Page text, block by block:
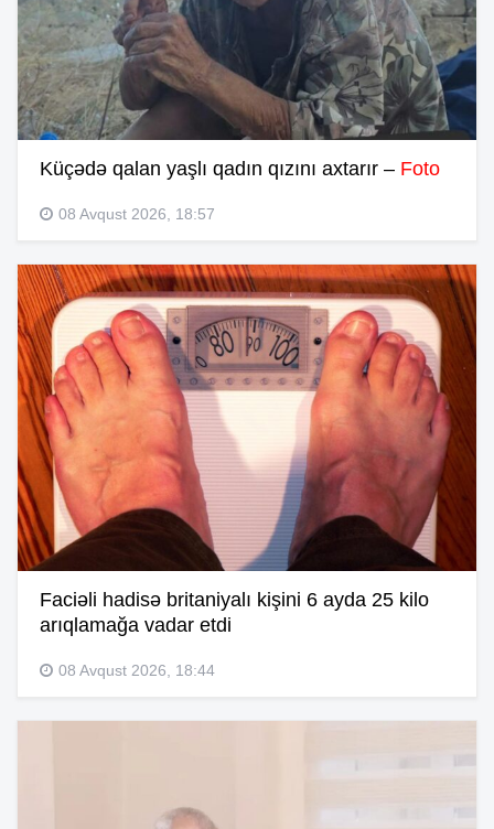
Küçədə qalan yaşlı qadın qızını axtarır – Foto
08 Avqust 2026, 18:57
Faciəli hadisə britaniyalı kişini 6 ayda 25 kilo
arıqlamağa vadar etdi
08 Avqust 2026, 18:44